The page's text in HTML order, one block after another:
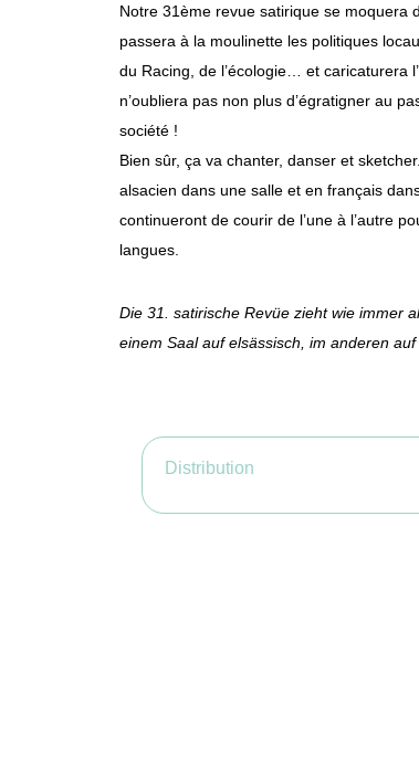
Notre 31ème revue satirique se moquera
passera à la moulinette les politiques
du Racing, de l’écologie… et caricaturera
n’oubliera pas non plus d’égratigner au
société !
Bien sûr, ça va chanter, danser et
alsacien dans une salle et en français
continueront de courir de l’une à l’autre
langues.
Die 31. satirische Revüe zieht wie immer
einem Saal auf elsässisch, im anderen auf
Distribution